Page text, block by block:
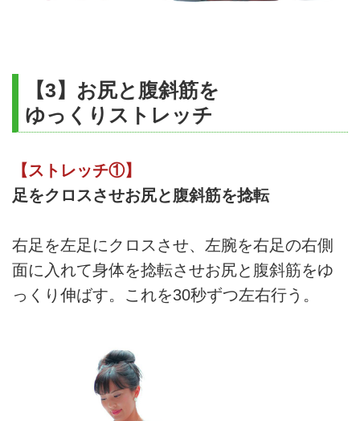
【3】お尻と腹斜筋を
ゆっくりストレッチ
【ストレッチ①】
足をクロスさせお尻と腹斜筋を捻転
右足を左足にクロスさせ、左腕を右足の右側
面に入れて身体を捻転させお尻と腹斜筋をゆ
っくり伸ばす。これを30秒ずつ左右行う。